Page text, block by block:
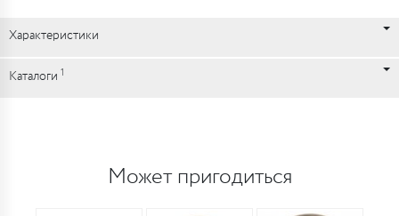
Характеристики
Каталоги 1
Может пригодиться